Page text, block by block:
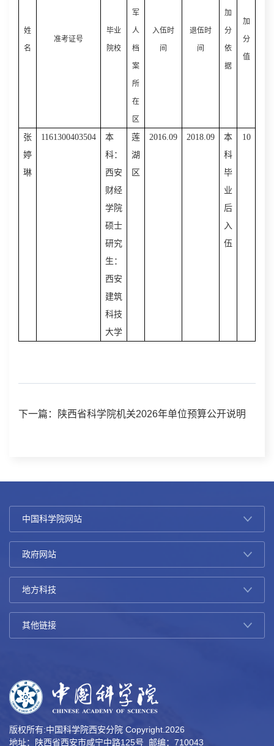
姓
名
准考证号
毕业
院校
军
人
档
案
所
在
区
入伍时
间
退伍时
间
加
分
依
据
加
分
值
张
婷
琳
1161300403504
本
科：
西安
财经
学院
硕士
研究
生：
西安
建筑
科技
大学
莲
湖
区
2016.09 2018.09
本
科
毕
业
后
入
伍
10
下一篇：陕西省科学院机关2026年单位预算公开说明
版权所有:中国科学院西安分院 Copyright. 2026
地址：陕西省西安市咸宁中路125号 邮编：710043